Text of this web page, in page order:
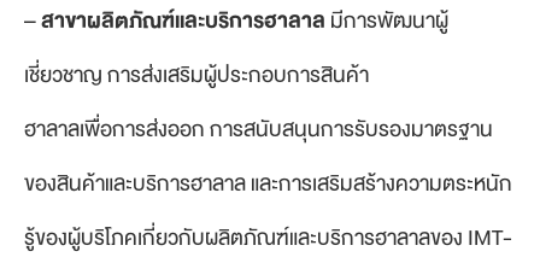
–สาขาผลิตภัณฑ์และบริการฮาลาล มีการพัฒนาผู้
เชี่ยวชาญ การส่งเสริมผู้ประกอบการสินค้า
ฮาลาลเพื่อการส่งออก การสนับสนุนการรับรองมาตรฐาน
ของสินค้าและบริการฮาลาล และการเสริมสร้างความตระหนัก
รู้ของผู้บริโภคเกี่ยวกับผลิตภัณฑ์และบริการฮาลาลของ IMT-